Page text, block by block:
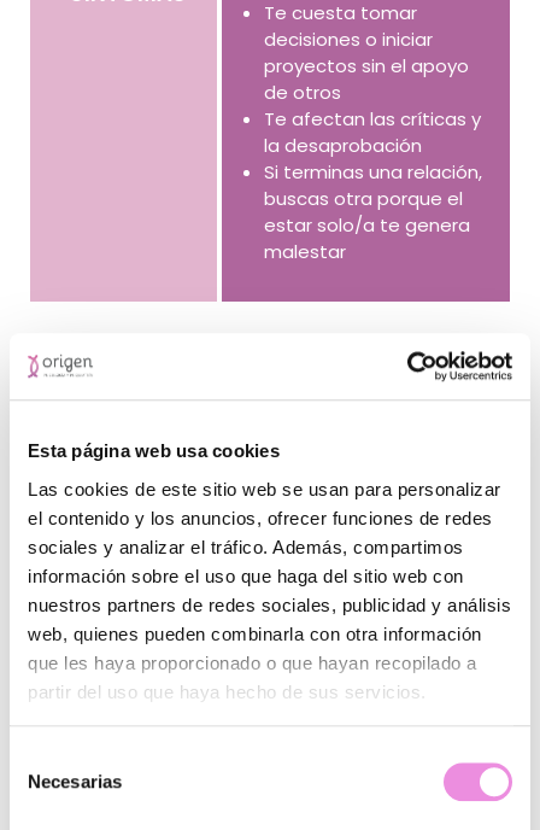
Esta página web usa cookies
Las cookies de este sitio web se usan para personalizar
el contenido y los anuncios, ofrecer funciones de redes
sociales y analizar el tráfico. Además, compartimos
información sobre el uso que haga del sitio web con
nuestros partners de redes sociales, publicidad y análisis
web, quienes pueden combinarla con otra información
que les haya proporcionado o que hayan recopilado a
partir del uso que haya hecho de sus servicios.
Necesarias
Te cuesta tomar
decisiones o iniciar
proyectos sin el apoyo
de otros
Te afectan las críticas y
la desaprobación
Si terminas una relación,
buscas otra porque el
estar solo/a te genera
malestar
Resultados del tratamiento para
la Personalidad Dependiente
Aumentarás tu autonomía
interpersonales
Aumentarás la autoestima y confianza en ti mismo/a
Tipo de tratamiento para la
Personalidad Dependiente
Tratamiento psicológico para la Independencia Emocional